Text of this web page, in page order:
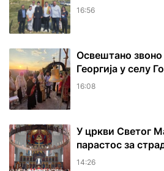
16:56
Освештано
Георгија у селу
16:08
У цркви Светог
парастос за
14:26